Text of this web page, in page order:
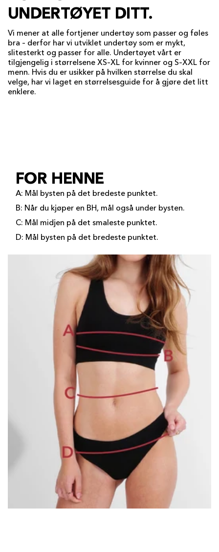
UNDERTØYET DITT.
Vi mener at alle fortjener undertøy som passer og føles
bra – derfor har vi utviklet undertøy som er mykt,
slitesterkt og passer for alle. Undertøyet vårt er
tilgjengelig i størrelsene XS–XL for kvinner og S–XXL for
menn. Hvis du er usikker på hvilken størrelse du skal
velge, har vi laget en størrelsesguide for å gjøre det litt
enklere.
FOR HENNE
A: Mål bysten på det bredeste punktet.
B: Når du kjøper en BH, mål også under bysten.
C: Mål midjen på det smaleste punktet.
D: Mål bysten på det bredeste punktet.